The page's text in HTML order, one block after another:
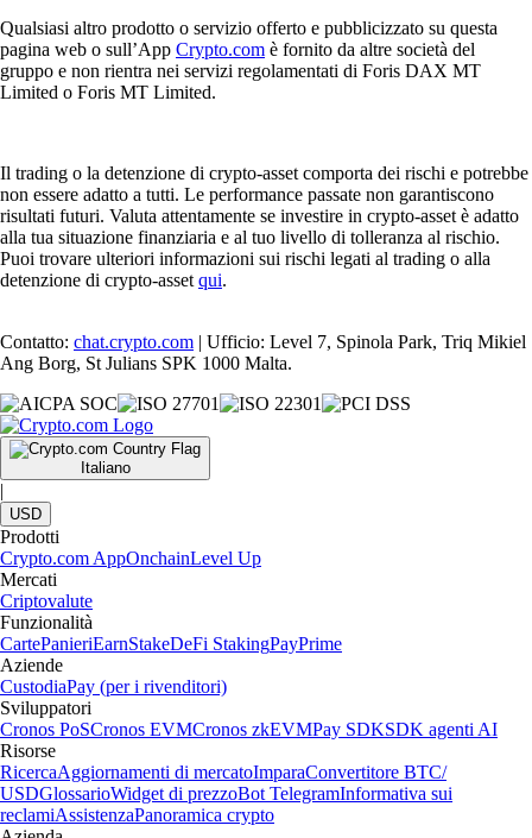
Qualsiasi altro prodotto o servizio offerto e pubblicizzato su questa
pagina web o sull’App Crypto.com è fornito da altre società del
gruppo e non rientra nei servizi regolamentati di Foris DAX MT
Limited o Foris MT Limited.
Il trading o la detenzione di crypto-asset comporta dei rischi e potrebbe
non essere adatto a tutti. Le performance passate non garantiscono
risultati futuri. Valuta attentamente se investire in crypto-asset è adatto
alla tua situazione finanziaria e al tuo livello di tolleranza al rischio.
Puoi trovare ulteriori informazioni sui rischi legati al trading o alla
detenzione di crypto-asset qui.
Contatto: chat.crypto.com | Ufficio: Level 7, Spinola Park, Triq Mikiel
Ang Borg, St Julians SPK 1000 Malta.
Italiano
|
USD
Prodotti
Crypto.com AppOnchainLevel Up
Mercati
Criptovalute
Funzionalità
CartePanieriEarnStakeDeFi StakingPayPrime
Aziende
CustodiaPay (per i rivenditori)
Sviluppatori
Cronos PoSCronos EVMCronos zkEVMPay SDKSDK agenti AI
Risorse
RicercaAggiornamenti di mercatoImparaConvertitore BTC/
USDGlossarioWidget di prezzoBot TelegramInformativa sui
reclamiAssistenzaPanoramica crypto